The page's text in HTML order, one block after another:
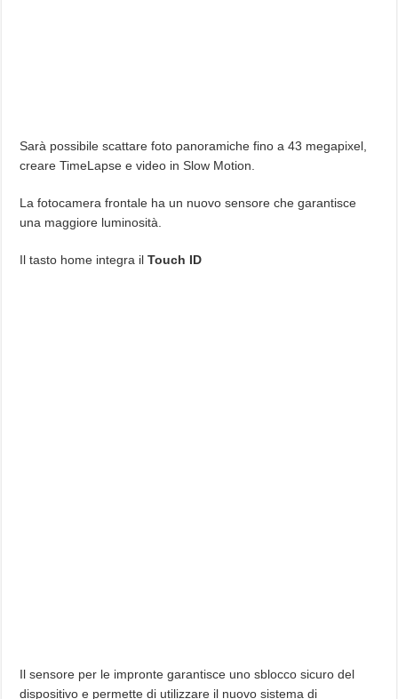
Sarà possibile scattare foto panoramiche fino a 43 megapixel,
creare TimeLapse e video in Slow Motion.
La fotocamera frontale ha un nuovo sensore che garantisce
una maggiore luminosità.
Il tasto home integra ilTouch ID
Il sensore per le impronte garantisce uno sblocco sicuro del
dispositivo e permette di utilizzare il nuovo sistema di